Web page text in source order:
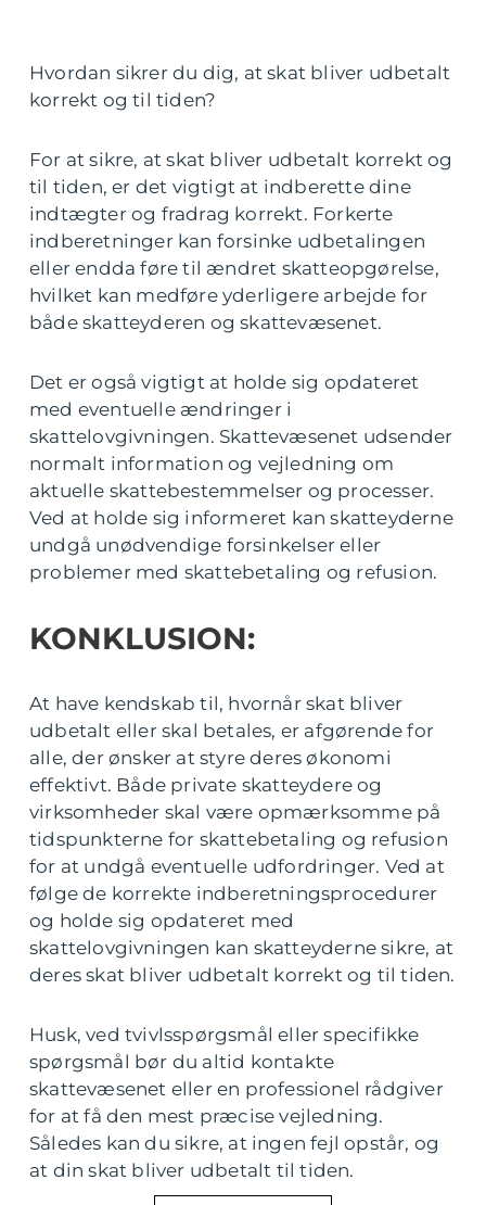
Hvordan sikrer du dig, at skat bliver udbetalt
korrekt og til tiden?
For at sikre, at skat bliver udbetalt korrekt og
til tiden, er det vigtigt at indberette dine
indtægter og fradrag korrekt. Forkerte
indberetninger kan forsinke udbetalingen
eller endda føre til ændret skatteopgørelse,
hvilket kan medføre yderligere arbejde for
både skatteyderen og skattevæsenet.
Det er også vigtigt at holde sig opdateret
med eventuelle ændringer i
skattelovgivningen. Skattevæsenet udsender
normalt information og vejledning om
aktuelle skattebestemmelser og processer.
Ved at holde sig informeret kan skatteyderne
undgå unødvendige forsinkelser eller
problemer med skattebetaling og refusion.
KONKLUSION:
At have kendskab til, hvornår skat bliver
udbetalt eller skal betales, er afgørende for
alle, der ønsker at styre deres økonomi
effektivt. Både private skatteydere og
virksomheder skal være opmærksomme på
tidspunkterne for skattebetaling og refusion
for at undgå eventuelle udfordringer. Ved at
følge de korrekte indberetningsprocedurer
og holde sig opdateret med
skattelovgivningen kan skatteyderne sikre, at
deres skat bliver udbetalt korrekt og til tiden.
Husk, ved tvivlsspørgsmål eller specifikke
spørgsmål bør du altid kontakte
skattevæsenet eller en professionel rådgiver
for at få den mest præcise vejledning.
Således kan du sikre, at ingen fejl opstår, og
at din skat bliver udbetalt til tiden.